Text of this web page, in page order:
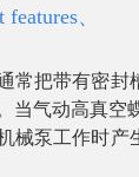
、
常把带有密
当气动高真空
械泵工作时产